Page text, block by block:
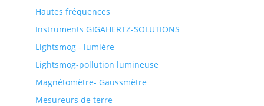
Hautes fréquences
Instruments GIGAHERTZ-SOLUTIONS
Lightsmog - lumière
Lightsmog-pollution lumineuse
Magnétomètre- Gaussmètre
Mesureurs de terre